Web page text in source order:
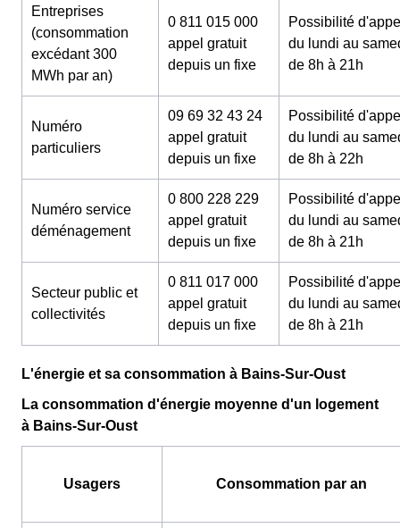
Entreprises
(consommation
excédant 300
MWh par an)
0 811 015 000
appel gratuit
depuis un fixe
Possibilité
du lundi au
de 8h à 21h
Numéro
particuliers
09 69 32 43 24
appel gratuit
depuis un fixe
Possibilité
du lundi au
de 8h à 22h
Numéro service
déménagement
0 800 228 229
appel gratuit
depuis un fixe
Possibilité
du lundi au
de 8h à 21h
Secteur public et
collectivités
0 811 017 000
appel gratuit
depuis un fixe
Possibilité
du lundi au
de 8h à 21h
L'énergie et sa consommation à Bains-Sur-Oust
La consommation d'énergie moyenne d'un logement
à Bains-Sur-Oust
Usagers Consommation par an